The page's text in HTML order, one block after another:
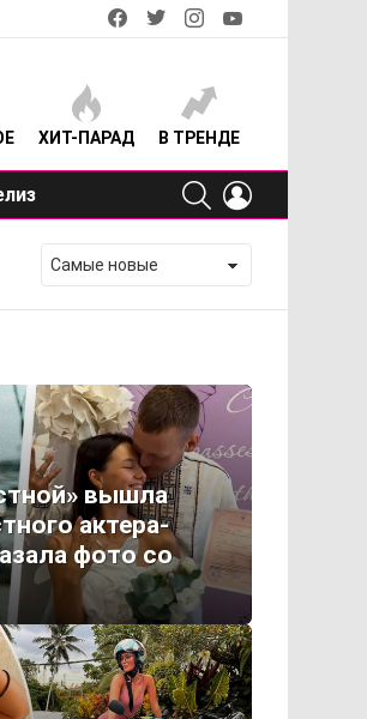
facebooktwitterinstagram
ХИТ-ПАРАД В ТРЕНДЕ
SEARCH
вышла
актера-
фото со